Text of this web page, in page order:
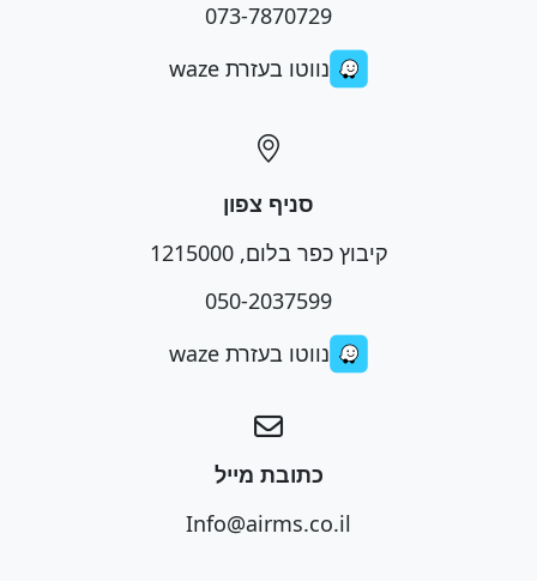
073-7870729
נווטו בעזרת waze
סניף צפון
קיבוץ כפר בלום, 1215000
050-2037599
נווטו בעזרת waze
כתובת מייל
Info@airms.co.il